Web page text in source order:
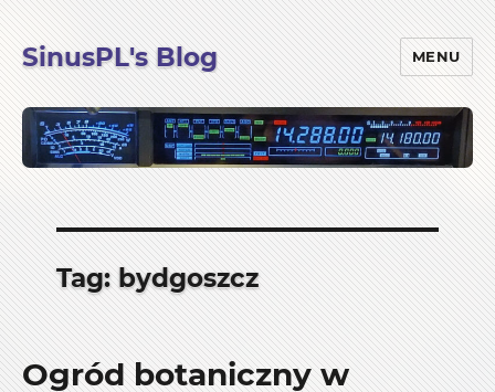
SinusPL's Blog MENU
Tag:bydgoszcz
Ogród botaniczny w